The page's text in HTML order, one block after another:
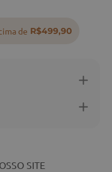
de R$499,90
SITE